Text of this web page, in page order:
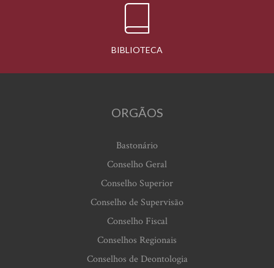
BIBLIOTECA
ORGÃOS
Bastonário
Conselho Geral
Conselho Superior
Conselho de Supervisão
Conselho Fiscal
Conselhos Regionais
Conselhos de Deontologia